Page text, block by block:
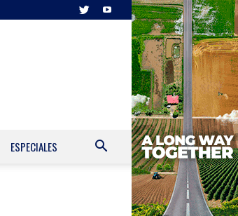
ESPECIALES